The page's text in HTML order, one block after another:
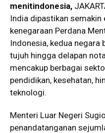
menitindonesia,
India dipastikan semakin
kenegaraan Perdana
Indonesia, kedua negara
tujuh hingga delapan
mencakup berbagai
pendidikan, kesehatan,
teknologi.
Menteri Luar Negeri
penandatanganan